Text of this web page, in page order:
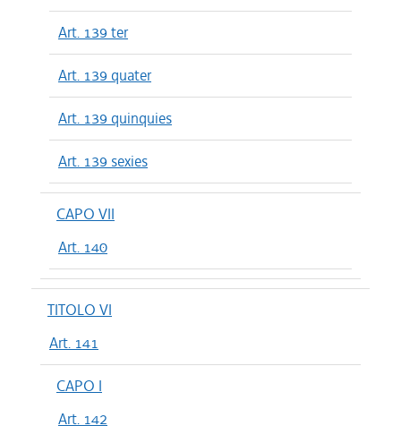
Art. 139 ter
Art. 139 quater
Art. 139 quinquies
Art. 139 sexies
CAPO VII
Art. 140
TITOLO VI
Art. 141
CAPO I
Art. 142